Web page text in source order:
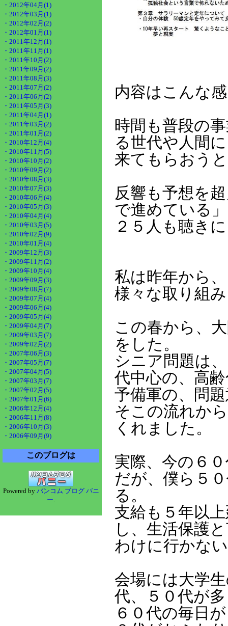
・2012年04月(1)
・2012年03月(1)
・2012年02月(2)
・2012年01月(1)
・2011年12月(1)
・2011年11月(1)
・2011年10月(2)
・2011年09月(2)
・2011年08月(3)
・2011年07月(2)
・2011年06月(2)
・2011年05月(3)
・2011年04月(1)
・2011年03月(2)
・2011年01月(2)
・2010年12月(4)
・2010年11月(5)
・2010年10月(2)
・2010年09月(2)
・2010年08月(3)
・2010年07月(3)
・2010年06月(4)
・2010年05月(3)
・2010年04月(4)
・2010年03月(5)
・2010年02月(9)
・2010年01月(4)
・2009年12月(3)
・2009年11月(2)
・2009年10月(4)
・2009年09月(3)
・2009年08月(7)
・2009年07月(4)
・2009年06月(4)
・2009年05月(4)
・2009年04月(7)
・2009年03月(7)
・2009年02月(2)
・2007年06月(3)
・2007年05月(7)
・2007年04月(5)
・2007年03月(7)
・2007年02月(5)
・2007年01月(6)
・2006年12月(4)
・2006年11月(8)
・2006年10月(3)
・2006年09月(9)
このブログは
Powered by バンコム ブログ バニ
ー.
内容はこんな
時間も普段の
る世代や人間に
来てもらおう
反響も予想を
で進めている
２５人も聴き
私は昨年から
様々な取り組
この春から、
をした。
シニア問題は
代中心の、高
予備軍の、問
そこの流れか
くれました。
実際、今の６
だが、僕ら５
る。
支給も５年以
し、生活保護
わけに行かな
会場には大学
代、５０代が
６０代の毎日